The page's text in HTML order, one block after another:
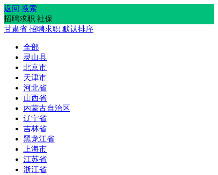
返回 搜索
招聘求职 社保
甘肃省 招聘求职 默认排序
全部
灵山县
北京市
天津市
河北省
山西省
内蒙古自治区
辽宁省
吉林省
黑龙江省
上海市
江苏省
浙江省